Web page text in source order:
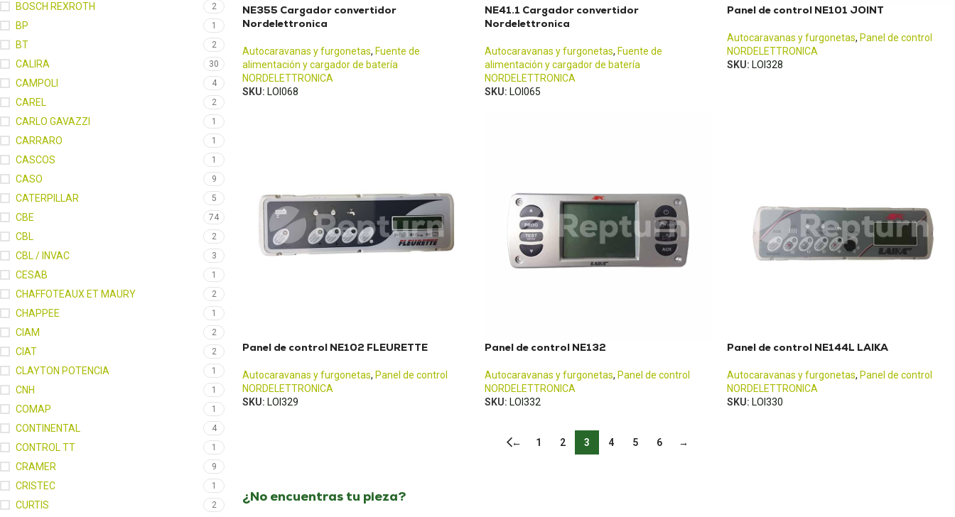
BOSCH REXROTH 2
BP 1
BT 2
CALIRA 30
CAMPOLI 4
CAREL 2
CARLO GAVAZZI 1
CARRARO 1
CASCOS 1
CASO 9
CATERPILLAR 5
CBE 74
CBL 2
CBL / INVAC 3
CESAB 1
CHAFFOTEAUX ET MAURY 2
CHAPPEE 1
CIAM 2
CIAT 2
CLAYTON POTENCIA 1
CNH 1
COMAP 1
CONTINENTAL 4
CONTROL TT 1
CRAMER 9
CRISTEC 1
CURTIS 2
NE355 Cargador convertidor
Nordelettronica
Autocaravanas y furgonetas, Fuente de
alimentación y cargador de batería
NORDELETTRONICA
SKU: LOI068
NE41.1 Cargador convertidor
Nordelettronica
Autocaravanas y furgonetas, Fuente de
alimentación y cargador de batería
NORDELETTRONICA
SKU: LOI065
Panel de control NE101 JOINT
Autocaravanas y furgonetas, Panel de control
NORDELETTRONICA
SKU: LOI328
Panel de control NE102 FLEURETTE
Autocaravanas y furgonetas, Panel de control
NORDELETTRONICA
SKU: LOI329
Panel de control NE132
Autocaravanas y furgonetas, Panel de control
NORDELETTRONICA
SKU: LOI332
Panel de control NE144L LAIKA
Autocaravanas y furgonetas, Panel de control
NORDELETTRONICA
SKU: LOI330
← 1 2 3 4 5 6 →
¿No encuentras tu pieza?